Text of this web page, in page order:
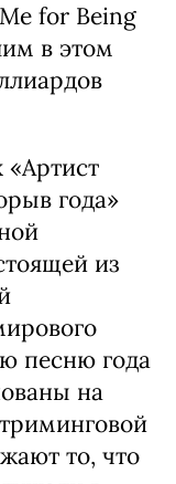
for Being
в этом
года»
из
песню года
на
то, что